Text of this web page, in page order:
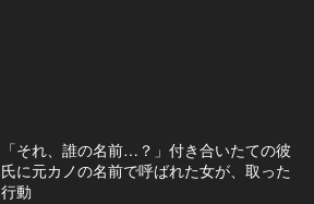
「それ、誰の名前…？」付き合いたての彼
氏に元カノの名前で呼ばれた女が、取った
行動